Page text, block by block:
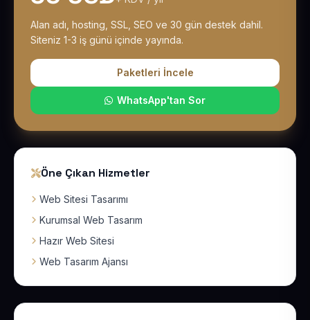
Alan adı, hosting, SSL, SEO ve 30 gün destek dahil.
Siteniz 1-3 iş günü içinde yayında.
Paketleri İncele
WhatsApp'tan Sor
Öne Çıkan Hizmetler
Web Sitesi Tasarımı
Kurumsal Web Tasarım
Hazır Web Sitesi
Web Tasarım Ajansı